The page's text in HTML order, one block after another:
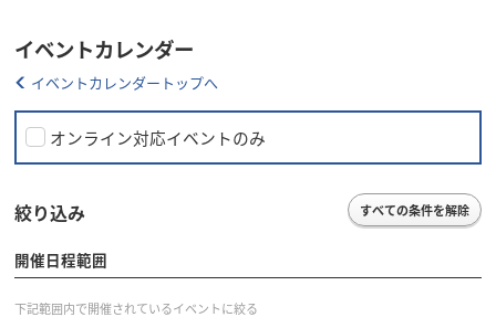
イベントカレンダー
イベントカレンダートップへ
オンライン対応イベントのみ
絞り込み すべての条件を解除
開催日程範囲
下記範囲内で開催されているイベントに絞る